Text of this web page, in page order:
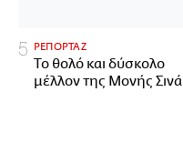
ΡΕΠΟΡΤΑΖ
Το θολό και δύσκολο
μέλλον της Μονής Σινά